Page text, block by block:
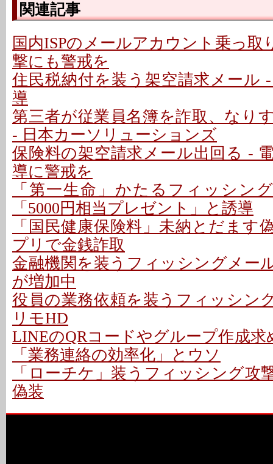
関連記事
国内ISPのメールアカウント乗っ取
撃にも警戒を
住民税納付を装う架空請求メール -
導
第三者が従業員名簿を詐取、なり
- 日本カーソリューションズ
保険料の架空請求メール出回る -
導に警戒を
「第一生命」かたるフィッシン
「5000円相当プレゼント」と誘導
「国民健康保険料」未納とだます
プリで金銭詐取
金融機関を装うフィッシングメー
が増加中
役員の業務依頼を装うフィッシン
リモHD
LINEのQRコードやグループ作成求
「業務連絡の効率化」とウソ
「ローチケ」装うフィッシング攻
偽装